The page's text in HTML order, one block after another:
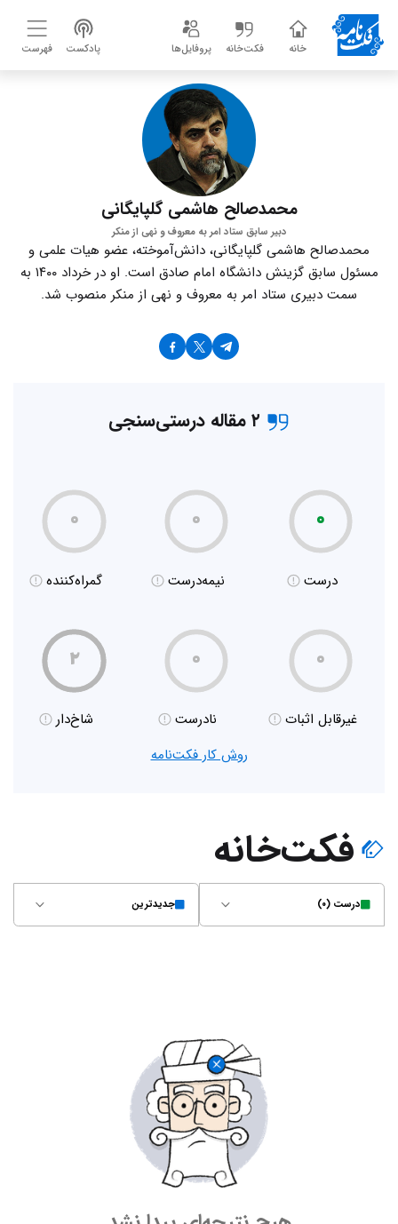
خانه فکت‌خانه پروفایل‌ها پادکست فهرست
محمدصالح هاشمی گلپایگانی
دبیر سابق ستاد امر به معروف و نهی از منکر
محمدصالح هاشمی گلپایگانی، دانش‌آموخته، عضو هیات علمی و
مسئول سابق گزینش دانشگاه امام صادق است. او در خرداد ۱۴۰۰ به
سمت دبیری ستاد امر به معروف و نهی از منکر منصوب شد.
۲ مقاله درستی‌سنجی
۰
درست
۰
نیمه‌درست
۰
گمراه‌کننده
۰
غیر‌قابل اثبات
۰
نادرست
۲
شاخ‌دار
روش کار فکت‌نامه
فکت‌خانه
درست (۰) جدیدترین